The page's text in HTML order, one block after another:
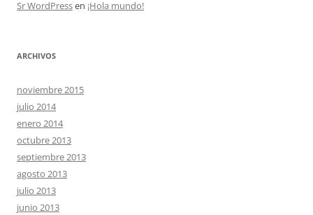
Sr WordPressen ¡Hola mundo!
ARCHIVOS
noviembre 2015
julio 2014
enero 2014
octubre 2013
septiembre 2013
agosto 2013
julio 2013
junio 2013